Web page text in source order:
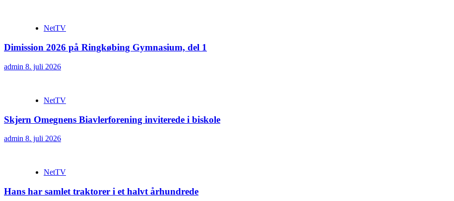
NetTV
Dimission 2026 på Ringkøbing Gymnasium, del 1
admin 8. juli 2026
NetTV
Skjern Omegnens Biavlerforening inviterede i biskole
admin 8. juli 2026
NetTV
Hans har samlet traktorer i et halvt århundrede